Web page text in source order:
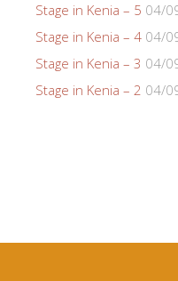
Stage in Kenia – 5 04/
Stage in Kenia – 4 04/
Stage in Kenia – 3 04/
Stage in Kenia – 2 04/